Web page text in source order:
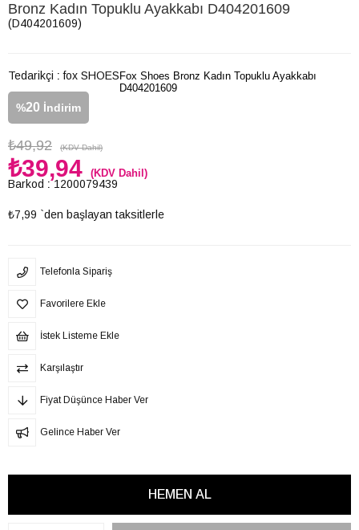
Bronz Kadın Topuklu Ayakkabı D404201609
(D404201609)
Tedarikçi : fox SHOES
%20 İndirim
₺49,92 (KDV Dahil)
₺39,94 (KDV Dahil)
Barkod : 1200079439
₺7,99 `den başlayan taksitlerle
Fox Shoes Bronz Kadın Topuklu Ayakkabı
D404201609
Telefonla Sipariş
Favorilere Ekle
İstek Listeme Ekle
Karşılaştır
Fiyat Düşünce Haber Ver
Gelince Haber Ver